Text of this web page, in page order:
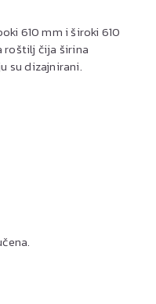
610 mm i široki 610
roštilj čija širina
su dizajnirani.